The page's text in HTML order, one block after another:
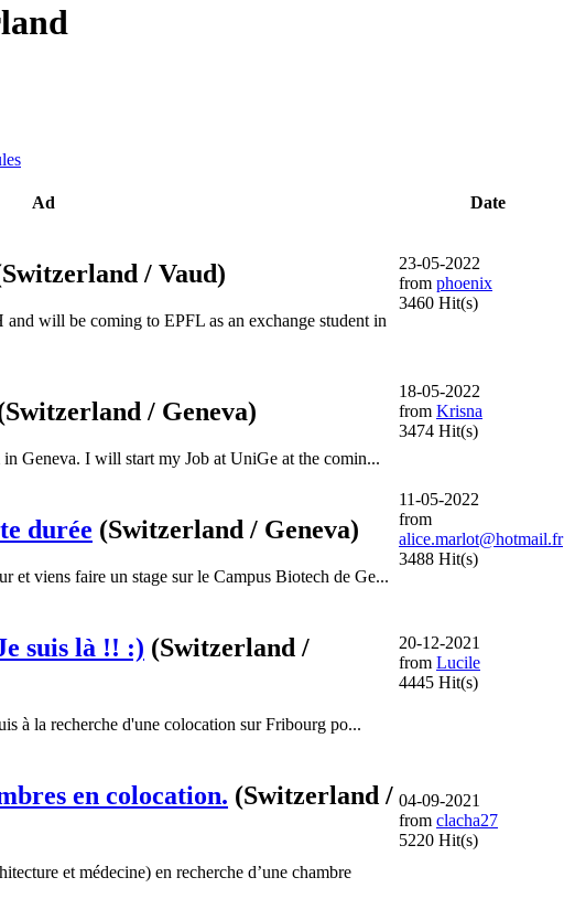
Ad Date
/ Vaud)
will be coming to EPFL as an exchange student in
23-05-2022
from phoenix
3460 Hit(s)
/ Geneva)
Geneva. I will start my Job at UniGe at the comin...
18-05-2022
from Krisna
3474 Hit(s)
durée (Switzerland / Geneva)
et viens faire un stage sur le Campus Biotech de Ge...
11-05-2022
from
alice.marlot@hotmail.fr
3488 Hit(s)
suis là !! :) (Switzerland /
à la recherche d'une colocation sur Fribourg po...
20-12-2021
from Lucile
4445 Hit(s)
en colocation. (Switzerland /
et médecine) en recherche d’une chambre
04-09-2021
from clacha27
5220 Hit(s)